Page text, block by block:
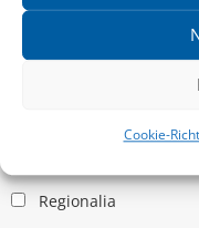
Cookie-
Kritische Theorie /
Regionalia